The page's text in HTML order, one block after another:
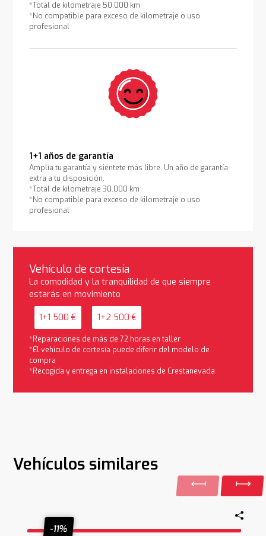
*Total de kilometraje 50.000 km
*No compatible para exceso de kilometraje o uso
profesional
1+1 años de garantía
Amplía tu garantía y siéntete más libre. Un año de garantía
extra a tu disposición.
*Total de kilometraje 30.000 km
*No compatible para exceso de kilometraje o uso
profesional
Vehículo de cortesía
La comodidad y la tranquilidad de que siempre
estarás en movimiento
1+1 500 € 1+2 500 €
*Reparaciones de más de 72 horas en taller
*El vehículo de cortesía puede diferir del modelo de
compra
*Recogida y entrega en instalaciones de Crestanevada
Vehículos similares
-11%